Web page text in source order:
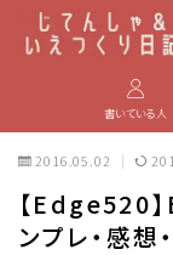
PBP(Paris-
エベレスティング
書いている人
2016.05.02
【Edge520
ンプレ・感想